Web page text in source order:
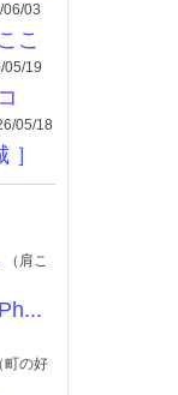
06/03
こ
05/19
05/18
］
（肩こ
町の好